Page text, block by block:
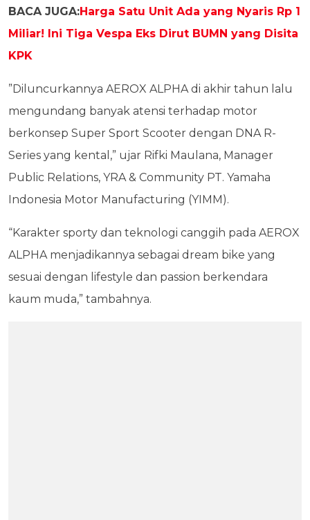
BACA JUGA:Harga Satu Unit Ada yang Nyaris Rp 1
Miliar! Ini Tiga Vespa Eks Dirut BUMN yang Disita
KPK
”Diluncurkannya AEROX ALPHA di akhir tahun lalu
mengundang banyak atensi terhadap motor
berkonsep Super Sport Scooter dengan DNA R-
Series yang kental,” ujar Rifki Maulana, Manager
Public Relations, YRA & Community PT. Yamaha
Indonesia Motor Manufacturing (YIMM).
“Karakter sporty dan teknologi canggih pada AEROX
ALPHA menjadikannya sebagai dream bike yang
sesuai dengan lifestyle dan passion berkendara
kaum muda,” tambahnya.